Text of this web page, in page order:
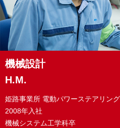
機械設計
H.M.
姫路事業所 電動パワーステアリン
2008年入社
機械システム工学科卒